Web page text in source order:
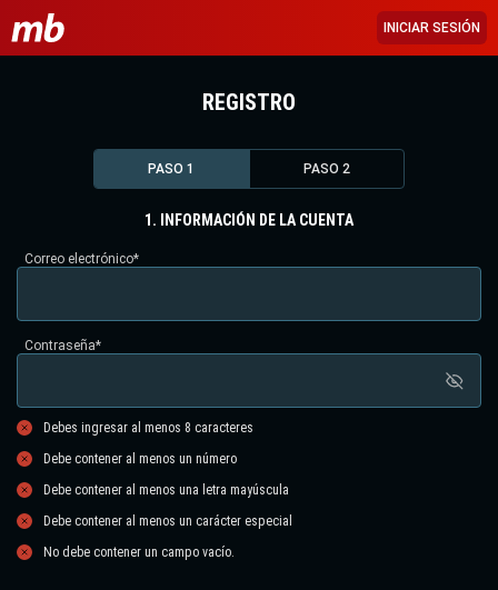
INICIAR SESIÓN
REGISTRO
PASO 1 PASO 2
1. INFORMACIÓN DE LA CUENTA
Contraseña*
Debes ingresar al menos 8 caracteres
Debe contener al menos un número
Debe contener al menos una letra mayúscula
Debe contener al menos un carácter especial
No debe contener un campo vacío.
Correo electrónico*